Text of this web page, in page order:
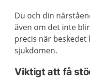
Du och din
även om det inte
precis när
sjukdomen.
Viktigt att få